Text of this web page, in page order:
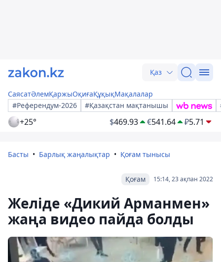
Қаз
СаясатӘлемҚаржыОқиғаҚұқықМақалалар
#Референдум-2026
#Қазақстан мақтанышы
+25° $469.93 €541.64 ₽5.71
Басты Барлық жаңалықтар Қоғам тынысы
15:14, 23 ақпан 2022
Қоғам
Желіде «Дикий Арманмен»
жаңа видео пайда болды